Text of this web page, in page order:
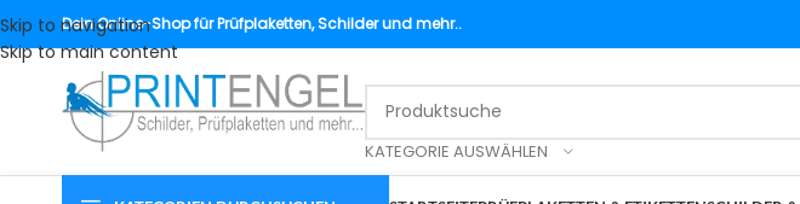
Skip to navigation
Skip to main content
DeinOnline-Shop für Prüfplaketten, Schilder und mehr..
KATEGORIE AUSWÄHLEN